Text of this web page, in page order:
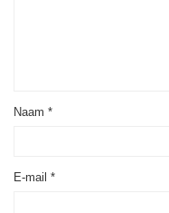
Naam *
E-mail *